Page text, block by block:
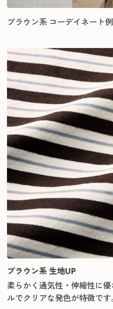
ブラウン系 コーデイネート例
ブラウン系 生地UP
柔らかく通気性・伸縮性に
ルでクリアな発色が特徴です